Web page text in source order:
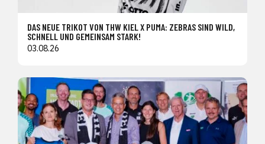
DAS NEUE TRIKOT VON THW KIEL X PUMA: ZEBRAS SIND WILD,
SCHNELL UND GEMEINSAM STARK!
03.08.26